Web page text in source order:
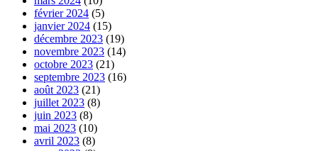
février 2024 (5)
janvier 2024 (15)
décembre 2023 (19)
novembre 2023 (14)
octobre 2023 (21)
septembre 2023 (16)
août 2023 (21)
juillet 2023 (8)
juin 2023 (8)
mai 2023 (10)
avril 2023 (8)